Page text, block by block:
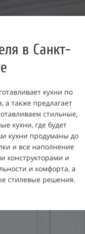
в Санкт-
кухни по
а также предлагает
стильные,
кухни, где будет
кухни продуманы до
и все наполнение
конструкторами и
и комфорта, а
стилевые решения.